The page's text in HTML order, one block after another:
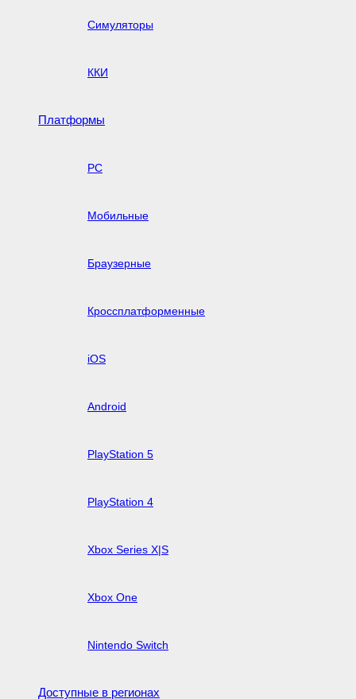
Симуляторы
ККИ
Платформы
PC
Мобильные
Браузерные
Кроссплатформенные
iOS
Android
PlayStation 5
PlayStation 4
Xbox Series X|S
Xbox One
Nintendo Switch
Доступные в регионах